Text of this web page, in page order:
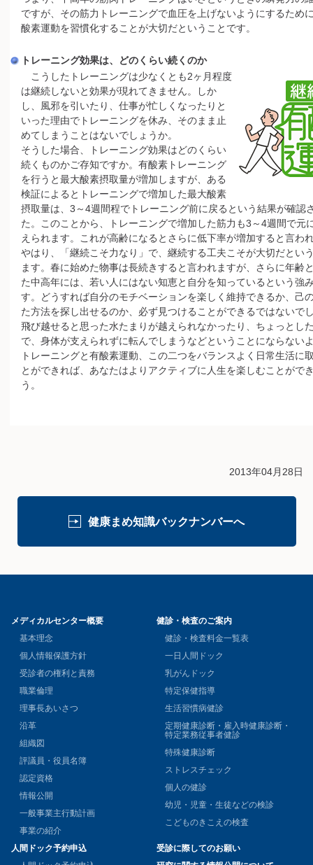
ですが、その筋力トレーニングで血圧を上げないようにするため
酸素運動を習慣化することが大切だということです。
トレーニング効果は、どのくらい続くのか
こうしたトレーニングは少なくとも2ヶ月程度
は継続しないと効果が現れてきません。しか
し、風邪を引いたり、仕事が忙しくなったりと
いった理由でトレーニングを休み、そのまま止
めてしまうことはないでしょうか。
そうした場合、トレーニング効果はどのくらい
続くものかご存知ですか。有酸素トレーニング
を行うと最大酸素摂取量が増加しますが、ある
検証によるとトレーニングで増加した最大酸素
摂取量は、3～4週間程でトレーニング前に戻るという結果が確認
た。このことから、トレーニングで増加した筋力も3～4週間で元
えられます。これが高齢になるとさらに低下率が増加すると言わ
やはり、「継続こそ力なり」で、継続する工夫こそが大切だとい
ます。春に始めた物事は長続きすると言われますが、さらに年齢
た中高年には、若い人にはない知恵と自分を知っているという強
す。どうすれば自分のモチベーションを楽しく維持できるか、己
た方法を探し出せるのか、必ず見つけることができるではないで
飛び越せると思った水たまりが越えられなかったり、ちょっとし
で、身体が支えられずに転んでしまうなどということにならない
トレーニングと有酸素運動、この二つをバランスよく日常生活に
とができれば、あなたはよりアクティブに人生を楽しむことがで
う。
2013年04月28日
健康まめ知識バックナンバーへ
メディカルセンター概要
基本理念
個人情報保護方針
受診者の権利と責務
職業倫理
理事長あいさつ
沿革
組織図
評議員・役員名簿
認定資格
情報公開
一般事業主行動計画
事業の紹介
健診・検査のご案内
健診・検査料金一覧表
一日人間ドック
乳がんドック
特定保健指導
生活習慣病健診
定期健康診断・雇入時健康診断・
特定業務従事者健診
特殊健康診断
ストレスチェック
個人の健診
幼児・児童・生徒などの検診
こどものきこえの検査
人間ドック予約申込
受診に際してのお願い